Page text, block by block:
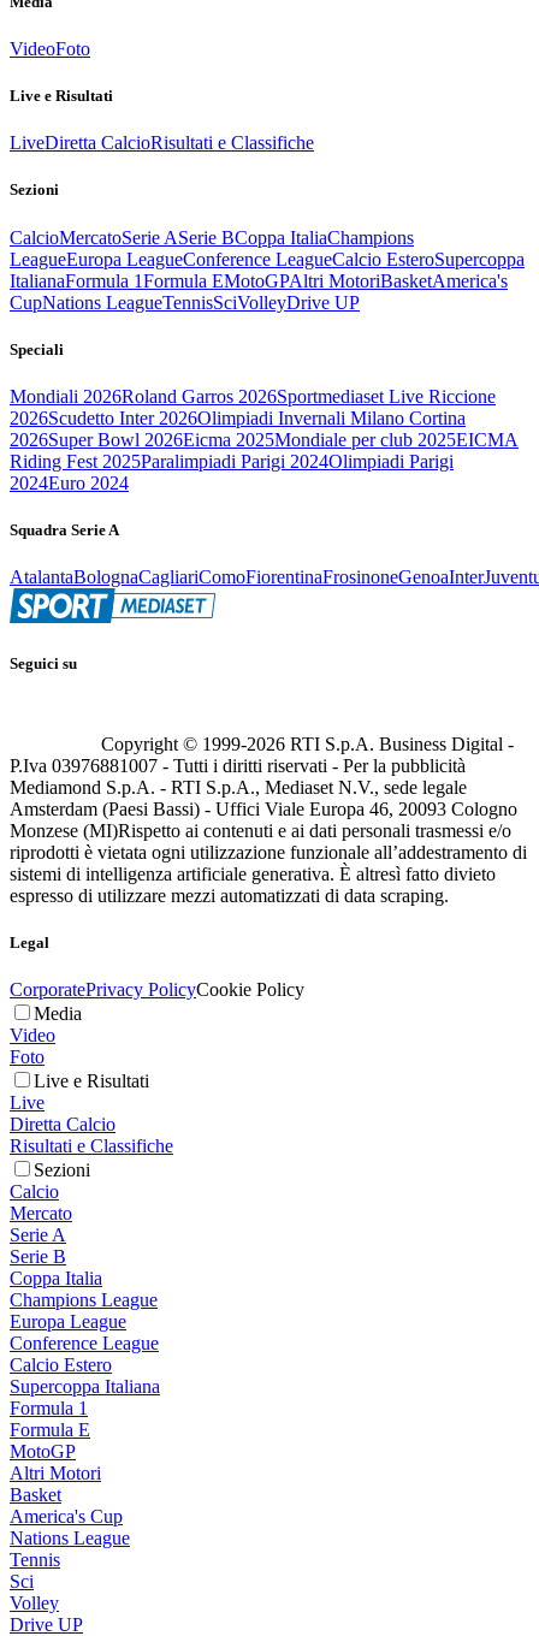
VideoFoto
Live e Risultati
LiveDiretta CalcioRisultati e Classifiche
Sezioni
CalcioMercatoSerie ASerie BCoppa ItaliaChampions
LeagueEuropa LeagueConference LeagueCalcio EsteroSupercoppa
ItalianaFormula 1Formula EMotoGPAltri MotoriBasketAmerica's
CupNations LeagueTennisSciVolleyDrive UP
Speciali
Mondiali 2026Roland Garros 2026Sportmediaset Live Riccione
2026Scudetto Inter 2026Olimpiadi Invernali Milano Cortina
2026Super Bowl 2026Eicma 2025Mondiale per club 2025EICMA
Riding Fest 2025Paralimpiadi Parigi 2024Olimpiadi Parigi
2024Euro 2024
Squadra Serie A
AtalantaBolognaCagliariComoFiorentinaFrosinoneGenoaInter
Seguici su
Copyright © 1999-2026 RTI S.p.A. Business Digital -
P.Iva 03976881007 - Tutti i diritti riservati - Per la pubblicità
Mediamond S.p.A. - RTI S.p.A., Mediaset N.V., sede legale
Amsterdam (Paesi Bassi) - Uffici Viale Europa 46, 20093 Cologno
Monzese (MI)Rispetto ai contenuti e ai dati personali trasmessi e/o
riprodotti è vietata ogni utilizzazione funzionale all’addestramento di
sistemi di intelligenza artificiale generativa. È altresì fatto divieto
espresso di utilizzare mezzi automatizzati di data scraping.
Legal
CorporatePrivacy PolicyCookie Policy
Media
Video
Foto
Live e Risultati
Live
Diretta Calcio
Risultati e Classifiche
Sezioni
Calcio
Mercato
Serie A
Serie B
Coppa Italia
Champions League
Europa League
Conference League
Calcio Estero
Supercoppa Italiana
Formula 1
Formula E
MotoGP
Altri Motori
Basket
America's Cup
Nations League
Tennis
Sci
Volley
Drive UP